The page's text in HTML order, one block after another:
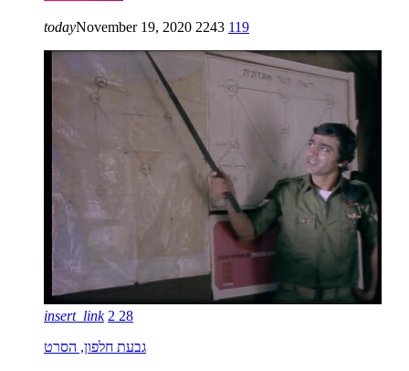
todayNovember 19, 2020 2243 119
insert_link 2 28
גבעת חלפון, הסרט